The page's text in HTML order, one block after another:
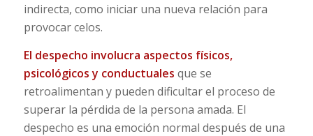
indirecta, como iniciar una nueva relación para
provocar celos.
El despecho involucra aspectos físicos,
psicológicos y conductuales que se
retroalimentan y pueden dificultar el proceso de
superar la pérdida de la persona amada. El
despecho es una emoción normal después de una